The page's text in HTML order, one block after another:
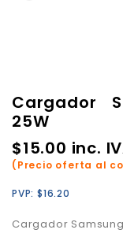
Cargador
25W
$15.00 inc.
(Precio oferta al
PVP: $16.20
Cargador